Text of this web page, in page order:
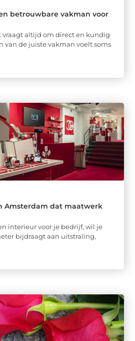
betrouwbare vakman voor
vraagt altijd om direct en kundig
van de juiste vakman voelt soms
Amsterdam dat maatwerk
interieur voor je bedrijf, wil je
bijdraagt aan uitstraling,